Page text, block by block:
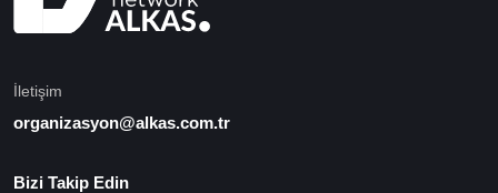
İletişim
organizasyon@alkas.com.tr
Bizi Takip Edin